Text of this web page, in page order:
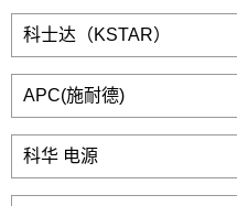
科士达（KSTAR）
APC(施耐德)
科华 电源